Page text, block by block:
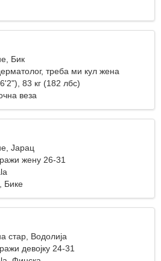
Бик
треба ми кул жена
83 кг (182 лбс)
веза
Јарац
жену 26-31
Бике
стар, Водолија
девојку 24-31